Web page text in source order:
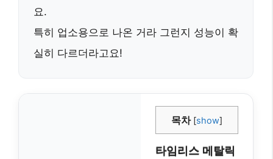
요.
특히 업소용으로 나온 거라 그런지 성능이 확
실히 다르더라고요!
목차 [show]
타임리스 메탈릭